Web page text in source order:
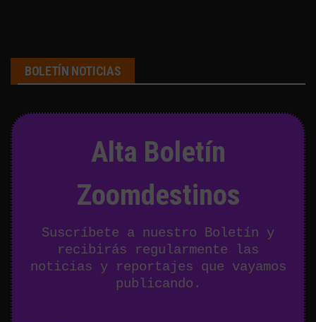
BOLETÍN NOTICIAS
Alta Boletín
Zoomdestinos
Suscríbete a nuestro Boletín y
recibirás regularmente las
noticias y reportajes que vayamos
publicando.